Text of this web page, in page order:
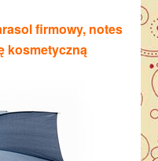
firmowy, notes
kosmetyczną